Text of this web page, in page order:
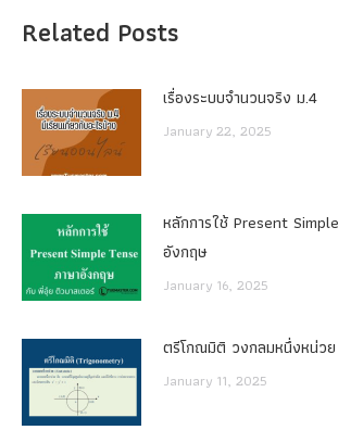
Related Posts
เรื่องระบบจํานวนจริง ม.4
January 22, 2025
หลักการใช้ Present
อังกฤษ
January 16, 2025
ตรีโกณมิติ วงกลมหนึ่งหน่ว
January 11, 2025